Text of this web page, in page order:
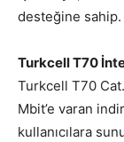
desteğine sahip.
Turkcell T70
Turkcell T70
Mbit’e varan
kullanıcılara